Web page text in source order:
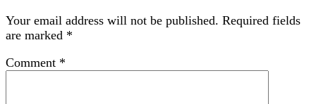
Your email address will not be published. Required fields
are marked *
Comment *